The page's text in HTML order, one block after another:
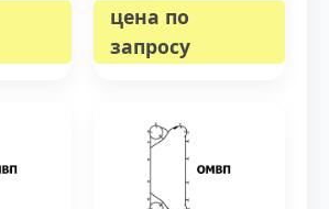
цена по
запросу